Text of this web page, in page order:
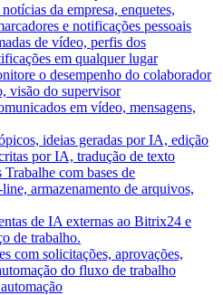
da empresa, enquetes,
e notificações pessoais
de vídeo, perfis dos
em qualquer lugar
o desempenho do colaborador
visão do supervisor
em vídeo, mensagens,
ideias geradas por IA, edição
por IA, tradução de texto
Trabalhe com bases de
armazenamento de arquivos,
de IA externas ao Bitrix24 e
de trabalho.
com solicitações, aprovações,
do fluxo de trabalho